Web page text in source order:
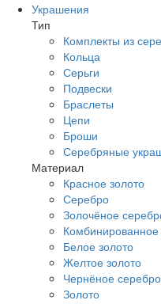
Украшения
Тип
Комплекты из
Кольца
Серьги
Подвески
Браслеты
Цепи
Броши
Серебряные
Материал
Красное золото
Серебро
Золочёное
Комбинированное
Белое золото
Желтое золото
Чернёное серебро
Золото